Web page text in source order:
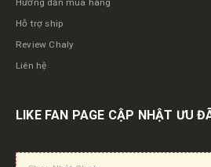
Hướng dẫn mua hàng
Hỗ trợ ship
Review Chaly
Liên hệ
LIKE FAN PAGE CẬP NHẬT ƯU